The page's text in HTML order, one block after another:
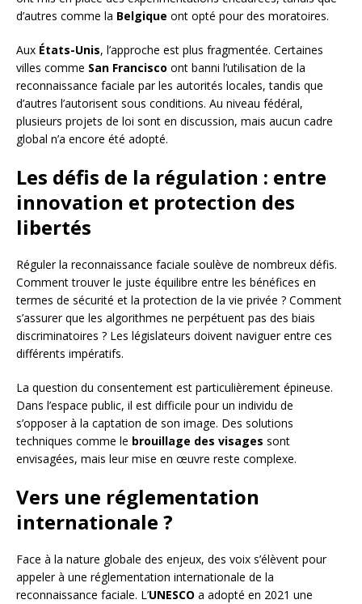
d’autres comme la Belgique ont opté pour des moratoires.
Aux États-Unis, l’approche est plus fragmentée. Certaines
villes comme San Francisco ont banni l’utilisation de la
reconnaissance faciale par les autorités locales, tandis que
d’autres l’autorisent sous conditions. Au niveau fédéral,
plusieurs projets de loi sont en discussion, mais aucun cadre
global n’a encore été adopté.
Les défis de la régulation : entre
innovation et protection des
libertés
Réguler la reconnaissance faciale soulève de nombreux défis.
Comment trouver le juste équilibre entre les bénéfices en
termes de sécurité et la protection de la vie privée ? Comment
s’assurer que les algorithmes ne perpétuent pas des biais
discriminatoires ? Les législateurs doivent naviguer entre ces
différents impératifs.
La question du consentement est particulièrement épineuse.
Dans l’espace public, il est difficile pour un individu de
s’opposer à la captation de son image. Des solutions
techniques comme le brouillage des visages sont
envisagées, mais leur mise en œuvre reste complexe.
Vers une réglementation
internationale ?
Face à la nature globale des enjeux, des voix s’élèvent pour
appeler à une réglementation internationale de la
reconnaissance faciale. L’UNESCO a adopté en 2021 une